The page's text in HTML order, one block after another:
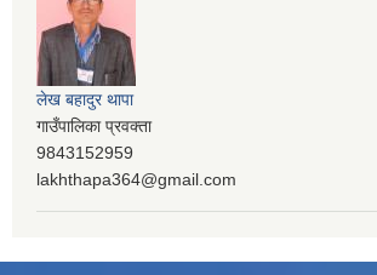
लेख बहादुर थापा
गाउँपालिका प्रवक्ता
9843152959
lakhthapa364@gmail.com